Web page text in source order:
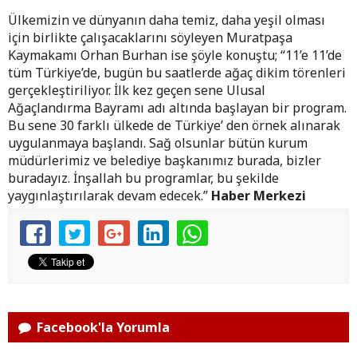
Ülkemizin ve dünyanın daha temiz, daha yeşil olması
için birlikte çalışacaklarını söyleyen Muratpaşa
Kaymakamı Orhan Burhan ise şöyle konuştu; “11’e 11’de
tüm Türkiye’de, bugün bu saatlerde ağaç dikim törenleri
gerçekleştiriliyor. İlk kez geçen sene Ulusal
Ağaçlandırma Bayramı adı altında başlayan bir program.
Bu sene 30 farklı ülkede de Türkiye’ den örnek alınarak
uygulanmaya başlandı. Sağ olsunlar bütün kurum
müdürlerimiz ve belediye başkanımız burada, bizler
buradayız. İnşallah bu programlar, bu şekilde
yaygınlaştırılarak devam edecek.” Haber Merkezi
Facebook'la Yorumla